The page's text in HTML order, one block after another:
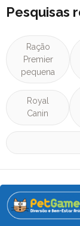
Pesquisas
Ração
Premier
pequena
Royal
Canin